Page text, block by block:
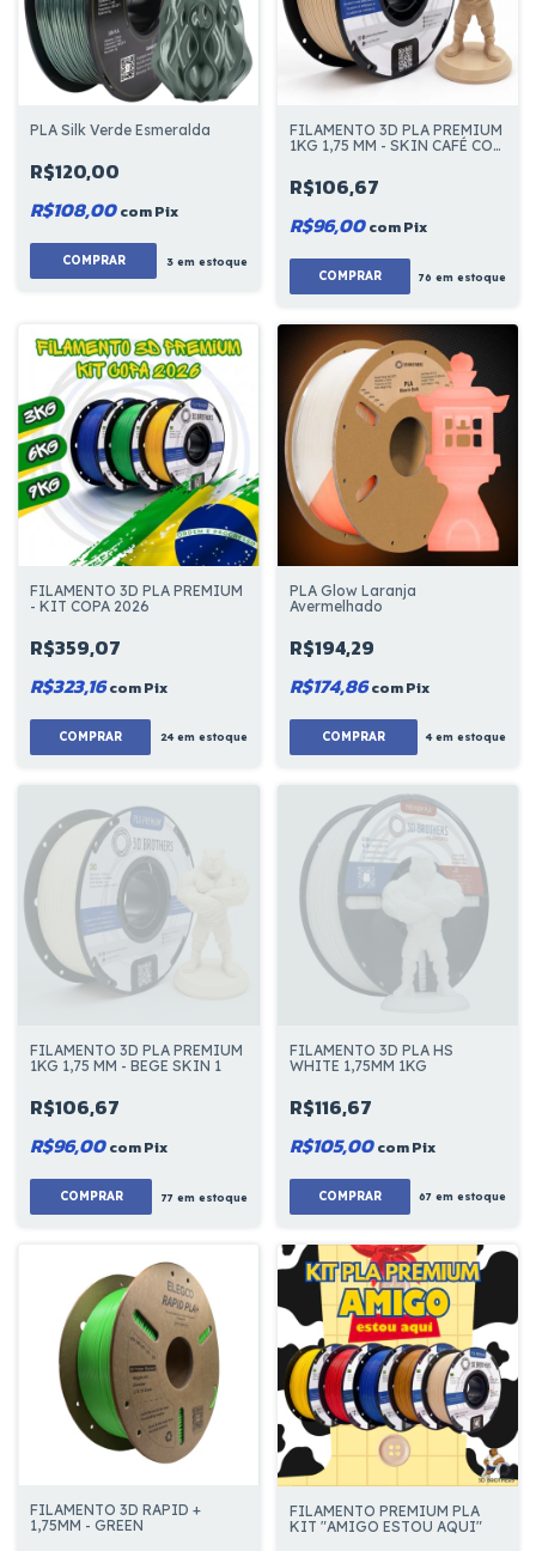
PLA Silk Verde Esmeralda
R$120,00
R$108,00comPix
COMPRAR 3em estoque
FILAMENTO 3D PLA PREMIUM
1KG 1,75 MM - SKIN CAFÉ COM
R$106,67
R$96,00comPix
COMPRAR 76 em estoque
FILAMENTO 3D PLA PREMIUM
- KIT COPA 2026
R$359,07
R$323,16comPix
COMPRAR 24em estoque
PLA Glow Laranja
Avermelhado
R$194,29
R$174,86comPix
COMPRAR 4em estoque
FILAMENTO 3D PLA PREMIUM
1KG 1,75 MM - BEGE SKIN 1
R$106,67
R$96,00comPix
COMPRAR 77em estoque
FILAMENTO 3D PLA HS
WHITE 1,75MM 1KG
R$116,67
R$105,00comPix
67 em estoque
FILAMENTO 3D RAPID +
1,75MM - GREEN
FILAMENTO PREMIUM PLA
KIT "AMIGO ESTOU AQUI"